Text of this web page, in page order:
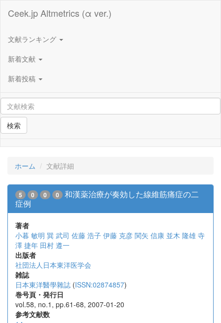
Ceek.jp Altmetrics (α ver.)
文献ランキング
新着文献
新着投稿
検索
ホーム 文献詳細
5 0 0 0
和漢薬治療が奏効した線維筋痛症の二
症例
著者
小暮 敏明 巽 武司 佐藤 浩子 伊藤 克彦 関矢 信康 並木 隆雄 寺
澤 捷年 田村 遵一
出版者
社団法人日本東洋医学会
雑誌
日本東洋醫學雜誌 (ISSN:02874857)
巻号頁・発行日
vol.58, no.1, pp.61-68, 2007-01-20
参考文献数